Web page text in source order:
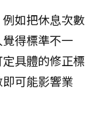
如把休息次數
得標準不一
具體的修正標
可能影響業